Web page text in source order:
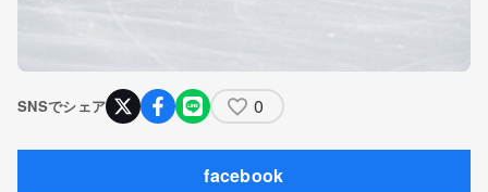
SNSでシェア 0
facebook